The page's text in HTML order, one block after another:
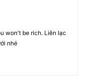
won't be rich. Liên lạc
nhé